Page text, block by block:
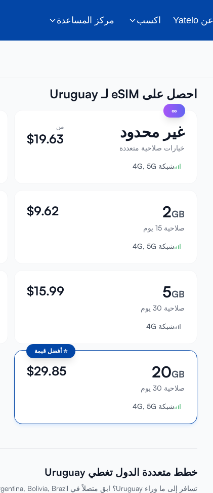
عن Yatelo اكسب مركز المساعدة
احصل على eSIM لـ Uruguay
∞
غير محدود
خيارات صلاحية متعددة
من
$19.63
شبكة 4G, 5G
2GB
صلاحية 15 يوم
$9.62
شبكة 4G, 5G
5GB
صلاحية 30 يوم
$15.99
شبكة 4G
⭐أفضل قيمة
20GB
صلاحية 30 يوم
$29.85
شبكة 4G, 5G
خطط متعددة الدول تغطي Uruguay
تسافر إلى ما وراء Uruguay؟ ابق متصلاً في Mexico, Argentina, Bolivia, Brazil والمزيد بخطة واحدة.